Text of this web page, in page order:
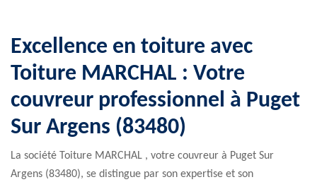
Excellence en toiture avec
Toiture MARCHAL : Votre
couvreur professionnel à Puget
Sur Argens (83480)
La société Toiture MARCHAL , votre couvreur à Puget Sur
Argens (83480), se distingue par son expertise et son